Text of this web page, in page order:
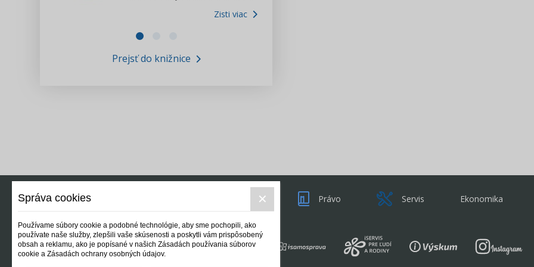
Informácie COVID19
Zisti viac
Prejsť do knižnice
Právo Servis Ekonomika
Správa cookies
Používame súbory cookie a podobné technológie, aby sme pochopili, ako
používate naše služby, zlepšili vaše skúsenosti a poskytli vám prispôsobený
obsah a reklamu, ako je popísané v našich Zásadách používania súborov
cookie a Zásadách ochrany osobných údajov.